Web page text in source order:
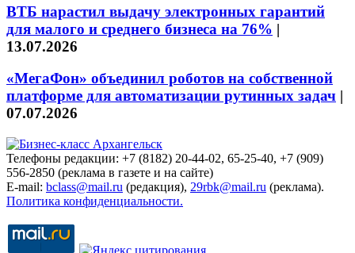
ВТБ нарастил выдачу электронных гарантий
для малого и среднего бизнеса на 76% |
13.07.2026
«МегаФон» объединил роботов на собственной
платформе для автоматизации рутинных задач |
07.07.2026
Телефоны редакции: +7 (8182) 20-44-02, 65-25-40, +7 (909)
556-2850 (реклама в газете и на сайте)
E-mail: bclass@mail.ru (редакция), 29rbk@mail.ru (реклама).
Политика конфиденциальности.